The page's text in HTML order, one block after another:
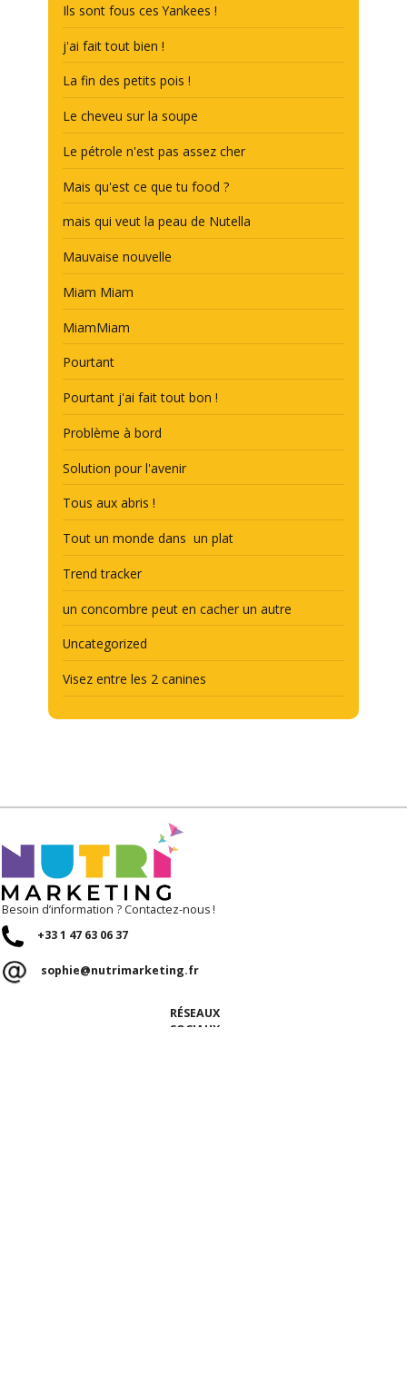
Ils sont fous ces Yankees !
j'ai fait tout bien !
La fin des petits pois !
Le cheveu sur la soupe
Le pétrole n'est pas assez cher
Mais qu'est ce que tu food ?
mais qui veut la peau de Nutella
Mauvaise nouvelle
Miam Miam
MiamMiam
Pourtant
Pourtant j'ai fait tout bon !
Problème à bord
Solution pour l'avenir
Tous aux abris !
Tout un monde dans un plat
Trend tracker
un concombre peut en cacher un autre
Uncategorized
Visez entre les 2 canines
Besoin d’information ? Contactez-nous !
+33 1 47 63 06 37
sophie@nutrimarketing.fr
RÉSEAUX
SOCIAUX